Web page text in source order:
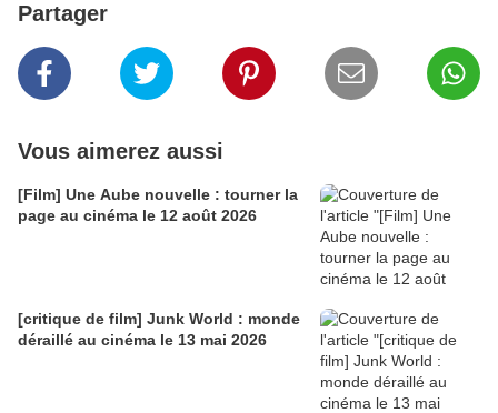
Partager
Vous aimerez aussi
[Film] Une Aube nouvelle : tourner la
page au cinéma le 12 août 2026
[critique de film] Junk World : monde
déraillé au cinéma le 13 mai 2026